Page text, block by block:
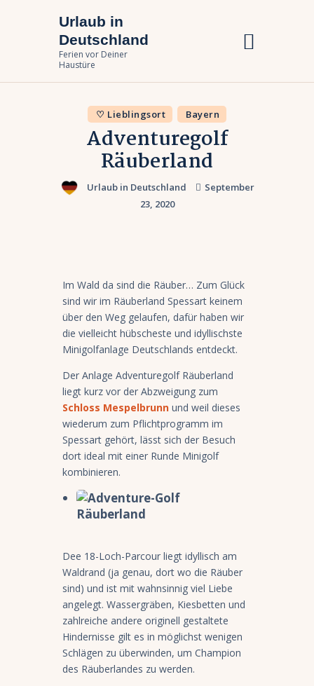
Urlaub in
Deutschland
Ferien vor Deiner
Haustüre
Urlaub in Deutschland
Ferien vor Deiner Haustüre
Bundesländer
Urlaubsarten
♡ Lieblingsort Bayern
Adventuregolf
Räuberland
Urlaub in Deutschland
September
23, 2020
Im Wald da sind die Räuber… Zum Glück
sind wir im Räuberland Spessart keinem
über den Weg gelaufen, dafür haben wir
die vielleicht hübscheste und idyllischste
Minigolfanlage Deutschlands entdeckt.
Der Anlage Adventuregolf Räuberland
liegt kurz vor der Abzweigung zum
Schloss Mespelbrunn und weil dieses
wiederum zum Pflichtprogramm im
Spessart gehört, lässt sich der Besuch
dort ideal mit einer Runde Minigolf
kombinieren.
Dee 18-Loch-Parcour liegt idyllisch am
Waldrand (ja genau, dort wo die Räuber
sind) und ist mit wahnsinnig viel Liebe
angelegt. Wassergräben, Kiesbetten und
zahlreiche andere originell gestaltete
Hindernisse gilt es in möglichst wenigen
Schlägen zu überwinden, um Champion
des Räuberlandes zu werden.